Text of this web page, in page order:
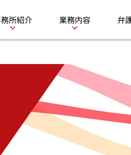
所紹介 業務内容 弁